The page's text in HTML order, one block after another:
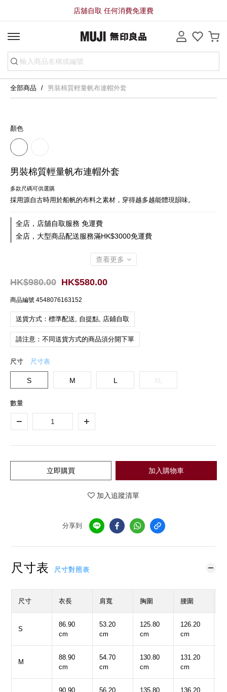
店舖自取 任何消費免運費
全部商品 男裝棉質輕量帆布連帽外套
顏色
男裝棉質輕量帆布連帽外套
多款尺碼可供選購
採用源自古時用於船帆的布料之素材，穿得越多越能體現韻味。
全店，店舖自取服務 免運費
全店，大型商品配送服務滿HK$3000免運費
查看更多
HK$580.00
HK$980.00
商品編號 4548076163152
送貨方式：標準配送, 自提點, 店鋪自取
請注意：不同送貨方式的商品須分開下單
尺寸 尺寸表
S M L XL
數量
加入購物車
立即購買
加入追蹤清單
分享到
尺寸表 尺寸對照表
尺寸 衣長 肩寬 胸圍 腰圍
S
86.90
cm
53.20
cm
125.80
cm
126.20
cm
M
88.90
cm
54.70
cm
130.80
cm
131.20
cm
90.90
56.20
135.80
136.20